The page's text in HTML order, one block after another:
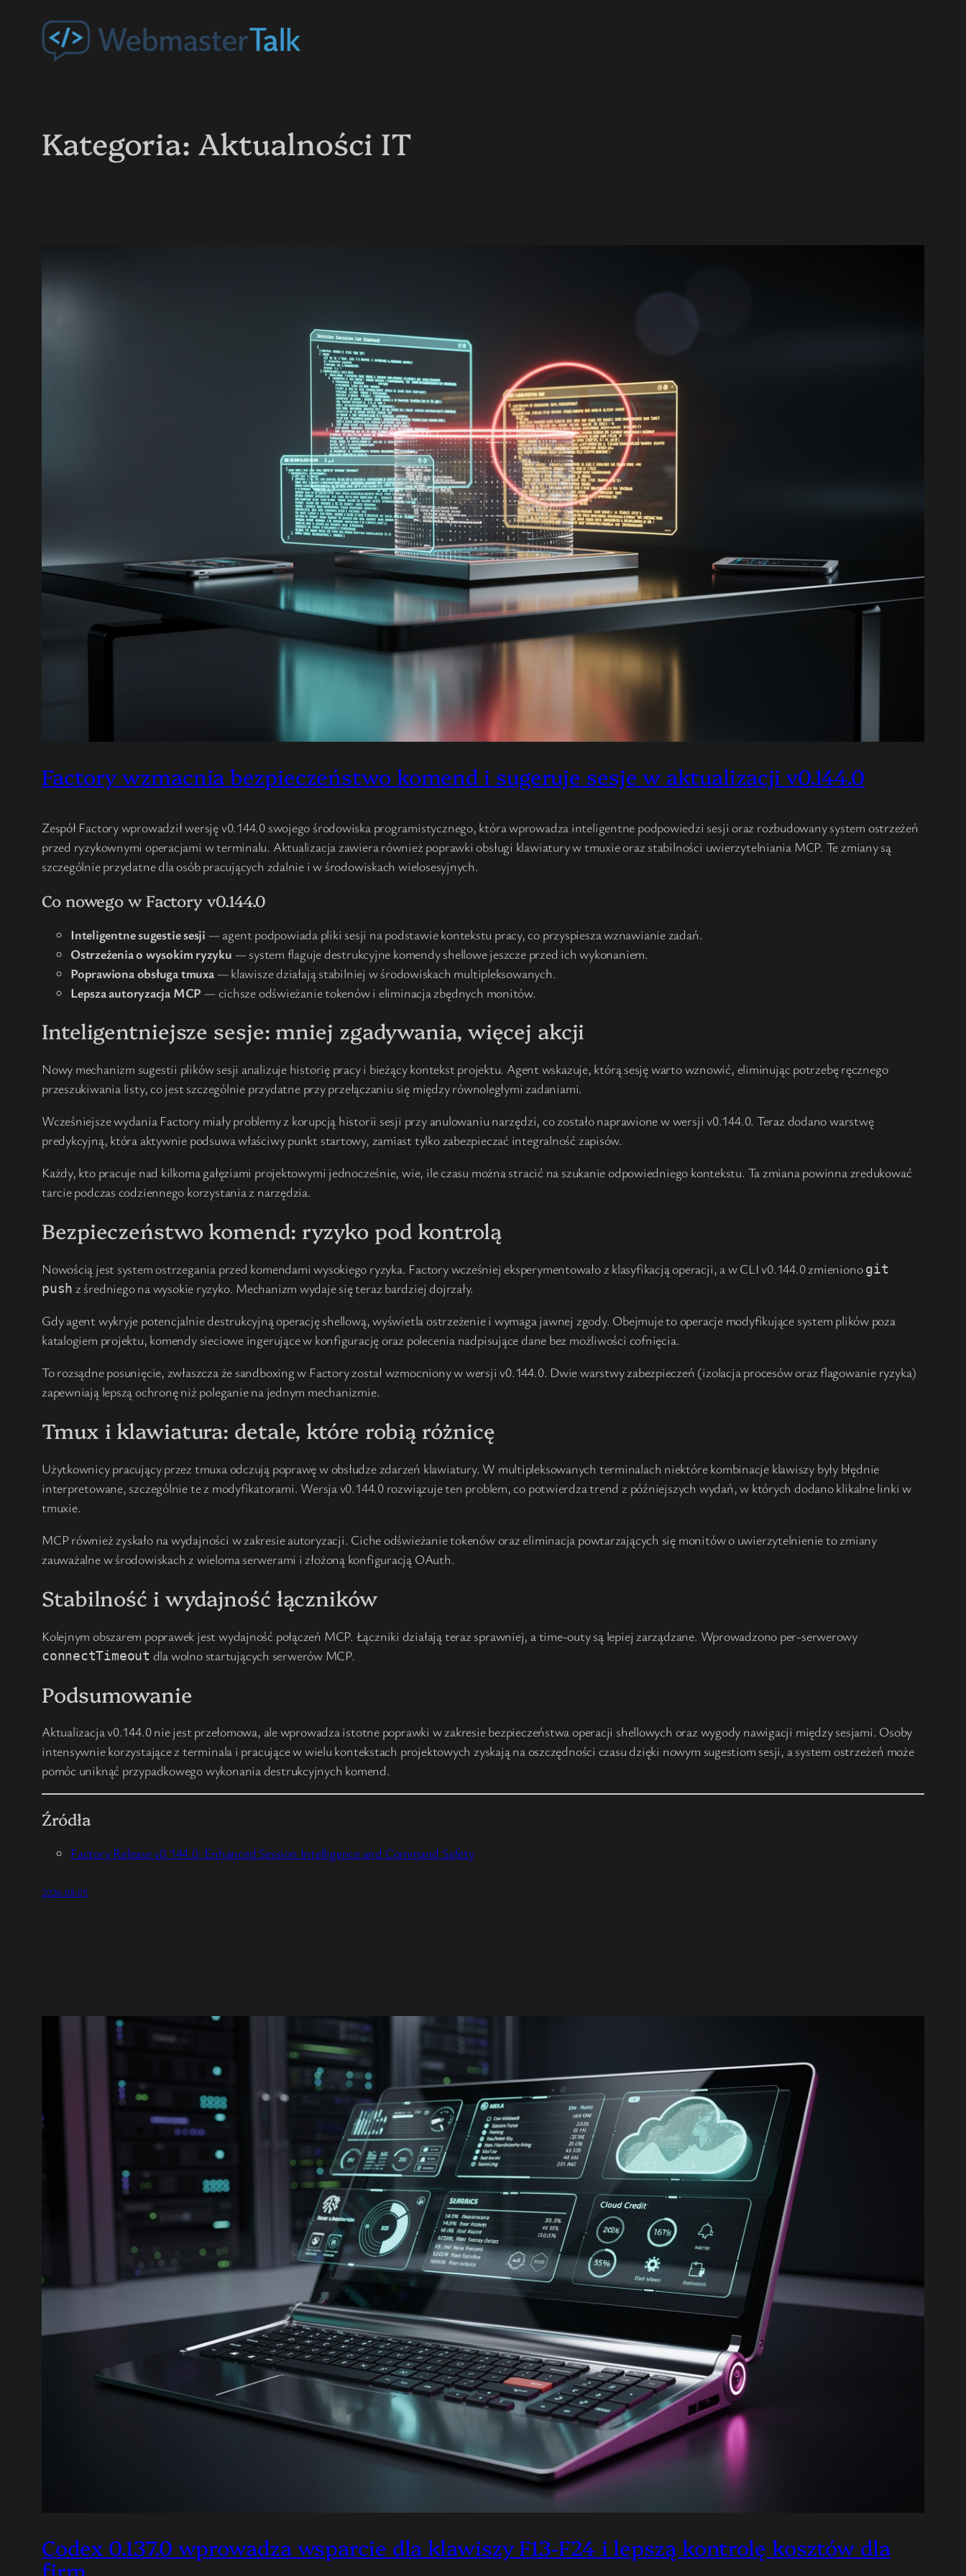
Przejdź
Kategoria: Aktualności IT
Factory wzmacnia bezpieczeństwo komend i sugeruje sesje w aktualizacji v0.144.0
Zespół Factory wprowadził wersję v0.144.0 swojego środowiska programistycznego, która wprowadza inteligentne podpowiedzi sesji oraz rozbudowany system ostrzeżeń
przed ryzykownymi operacjami w terminalu. Aktualizacja zawiera również poprawki obsługi klawiatury w tmuxie oraz stabilności uwierzytelniania MCP. Te zmiany są
szczególnie przydatne dla osób pracujących zdalnie i w środowiskach wielosesyjnych.
Co nowego w Factory v0.144.0
Inteligentne sugestie sesji — agent podpowiada pliki sesji na podstawie kontekstu pracy, co przyspiesza wznawianie zadań.
Ostrzeżenia o wysokim ryzyku — system flaguje destrukcyjne komendy shellowe jeszcze przed ich wykonaniem.
Poprawiona obsługa tmuxa— klawisze działają stabilniej w środowiskach multipleksowanych.
Lepsza autoryzacja MCP — cichsze odświeżanie tokenów i eliminacja zbędnych monitów.
Inteligentniejsze sesje: mniej zgadywania, więcej akcji
Nowy mechanizm sugestii plików sesji analizuje historię pracy i bieżący kontekst projektu. Agent wskazuje, którą sesję warto wznowić, eliminując potrzebę ręcznego
przeszukiwania listy, co jest szczególnie przydatne przy przełączaniu się między równoległymi zadaniami.
Wcześniejsze wydania Factory miały problemy z korupcją historii sesji przy anulowaniu narzędzi, co zostało naprawione w wersji v0.144.0. Teraz dodano warstwę
predykcyjną, która aktywnie podsuwa właściwy punkt startowy, zamiast tylko zabezpieczać integralność zapisów.
Każdy, kto pracuje nad kilkoma gałęziami projektowymi jednocześnie, wie, ile czasu można stracić na szukanie odpowiedniego kontekstu. Ta zmiana powinna zredukować
tarcie podczas codziennego korzystania z narzędzia.
Bezpieczeństwo komend: ryzyko pod kontrolą
Nowością jest system ostrzegania przed komendami wysokiego ryzyka. Factory wcześniej eksperymentowało z klasyfikacją operacji, a w CLI v0.144.0 zmienionogit
push z średniego na wysokie ryzyko. Mechanizm wydaje się teraz bardziej dojrzały.
Gdy agent wykryje potencjalnie destrukcyjną operację shellową, wyświetla ostrzeżenie i wymaga jawnej zgody. Obejmuje to operacje modyfikujące system plików poza
katalogiem projektu, komendy sieciowe ingerujące w konfigurację oraz polecenia nadpisujące dane bez możliwości cofnięcia.
To rozsądne posunięcie, zwłaszcza że sandboxing w Factory został wzmocniony w wersji v0.144.0. Dwie warstwy zabezpieczeń (izolacja procesów oraz flagowanie ryzyka)
zapewniają lepszą ochronę niż poleganie na jednym mechanizmie.
Tmux i klawiatura: detale, które robią różnicę
Użytkownicy pracujący przez tmuxa odczują poprawę w obsłudze zdarzeń klawiatury. W multipleksowanych terminalach niektóre kombinacje klawiszy były błędnie
interpretowane, szczególnie te z modyfikatorami. Wersja v0.144.0 rozwiązuje ten problem, co potwierdza trend z późniejszych wydań, w których dodano klikalne linki w
tmuxie.
MCP również zyskało na wydajności w zakresie autoryzacji. Ciche odświeżanie tokenów oraz eliminacja powtarzających się monitów o uwierzytelnienie to zmiany
zauważalne w środowiskach z wieloma serwerami i złożoną konfiguracją OAuth.
Stabilność i wydajność łączników
Kolejnym obszarem poprawek jest wydajność połączeń MCP. Łączniki działają teraz sprawniej, a time-outy są lepiej zarządzane. Wprowadzono per-serwerowy
connectTimeout dla wolno startujących serwerów MCP.
Podsumowanie
Aktualizacja v0.144.0 nie jest przełomowa, ale wprowadza istotne poprawki w zakresie bezpieczeństwa operacji shellowych oraz wygody nawigacji między sesjami. Osoby
intensywnie korzystające z terminala i pracujące w wielu kontekstach projektowych zyskają na oszczędności czasu dzięki nowym sugestiom sesji, a system ostrzeżeń może
pomóc uniknąć przypadkowego wykonania destrukcyjnych komend.
Źródła
Factory Release v0.144.0: Enhanced Session Intelligence and Command Safety
2026-08-05
Codex 0.137.0 wprowadza wsparcie dla klawiszy F13-F24 i lepszą kontrolę kosztów dla
firm